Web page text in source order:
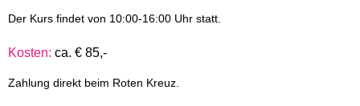
Der Kurs findet von 10:00-16:00 Uhr statt.
Kosten: ca. € 85,-
Zahlung direkt beim Roten Kreuz.